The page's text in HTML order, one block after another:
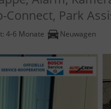
Park
4-6 Monate Neuwagen